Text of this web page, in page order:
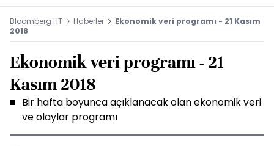
Bloomberg HT Haberler
Ekonomik veri programı - 21 Kasım
2018
Ekonomik veri programı - 21
Kasım 2018
Bir hafta boyunca açıklanacak olan ekonomik veri
ve olaylar programı